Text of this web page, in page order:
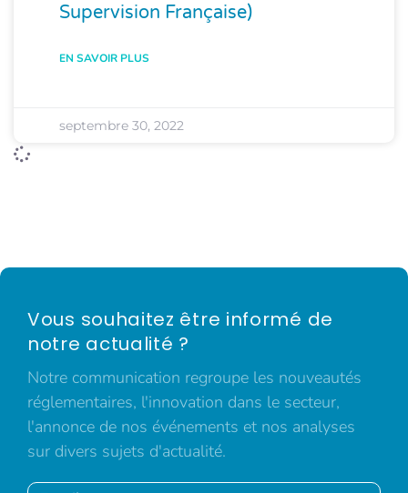
Supervision Française)
EN SAVOIR PLUS
septembre 30, 2022
Vous souhaitez être informé de
notre actualité ?
Notre communication regroupe les nouveautés
réglementaires, l'innovation dans le secteur,
l'annonce de nos événements et nos analyses
sur divers sujets d'actualité.